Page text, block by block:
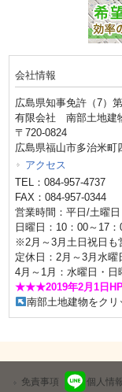
会社情報
広島県知事免許（7）
有限会社 南部土地建
〒720-0824
広島県福山市多治米町
アクセス
TEL：084-957-4737
FAX：084-957-0344
営業時間：平日/土曜
日曜日：10：00～17：
※2月～3月土日祝日も
定休日：2月～3月水曜
4月～1月：水曜日・
★★★2019年2月1日
南部土地建物をク
免責事項 個人情